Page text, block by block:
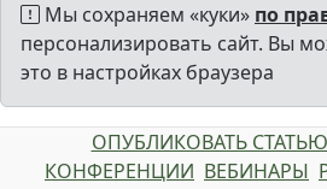
Мы сохраняем «куки» по
персонализировать сайт. Вы
это в настройках браузера
ОПУБЛИКОВАТЬ СТАТЬЮ
КОНФЕРЕНЦИИ ВЕБИНАРЫ